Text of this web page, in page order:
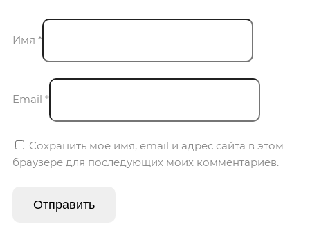
Имя *
Email *
Сохранить моё имя, email и адрес сайта в этом
браузере для последующих моих комментариев.